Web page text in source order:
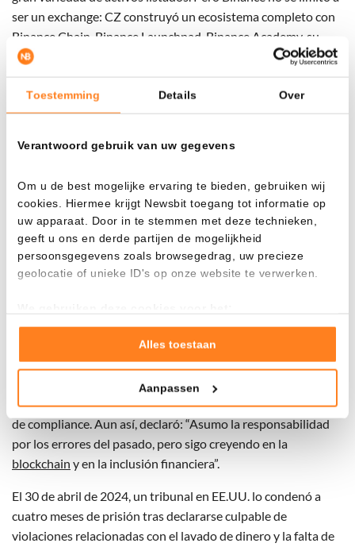
Toestemming Details Over
Verantwoord gebruik van uw gegevens
Om u de best mogelijke ervaring te bieden, gebruiken wij
cookies. Hiermee krijgt Newsbit toegang tot informatie op
uw apparaat. Door in te stemmen met deze technieken,
geeft u ons en derde partijen de mogelijkheid
persoonsgegevens zoals browsegedrag, uw precieze
geolocatie of unieke ID's op onze website te verwerken.
Goed laten functioneren van deze website
Verzamelen van gebruiksstatistieken
Tonen en meten van relevante advertenties
Klik hieronder om ons toestemming te geven om deze
maak gedetailleerde keuzes, waaronder het maken van
bezwaar tegen bedrijven die persoonsgegevens verwerken
op basis van gerechtvaardigd belang. U kunt uw privacy-
tekst 'cookies' te klikken onderaan de pagina. Voor meer
informatie: zie onsprivacy- en cookiestatement.
Alles toestaan
Aanpassen
ser un exchange: CZ construyó un ecosistema completo con
Binance Chain, Binance Launchpad, Binance Academy, su
stablecoin BUSD y el token nativo Binance Coin (BNB), que
rápidamente se posicionó entre las principales
criptomonedas del mercado.
epicentro de la revolución cripto a nivel global.
Expansión mundial y controversias
El crecimiento acelerado de Binance también trajo desafíos
regulatorios. En numerosos países —incluidos Estados
Unidos, Reino Unido, Japón y Holanda— el exchange
falta de transparencia y posibles infracciones a la normativa
financiera.
En noviembre de 2023, CZ y Binance llegaron a un acuerdo
con las autoridades estadounidenses por 4.300 millones de
dólares. Zhao dimitió como CEO y admitió fallos en materia
de compliance. Aun así, declaró: “Asumo la responsabilidad
por los errores del pasado, pero sigo creyendo en la
blockchain y en la inclusión financiera”.
El 30 de abril de 2024, un tribunal en EE.UU. lo condenó a
cuatro meses de prisión tras declararse culpable de
violaciones relacionadas con el lavado de dinero y la falta de